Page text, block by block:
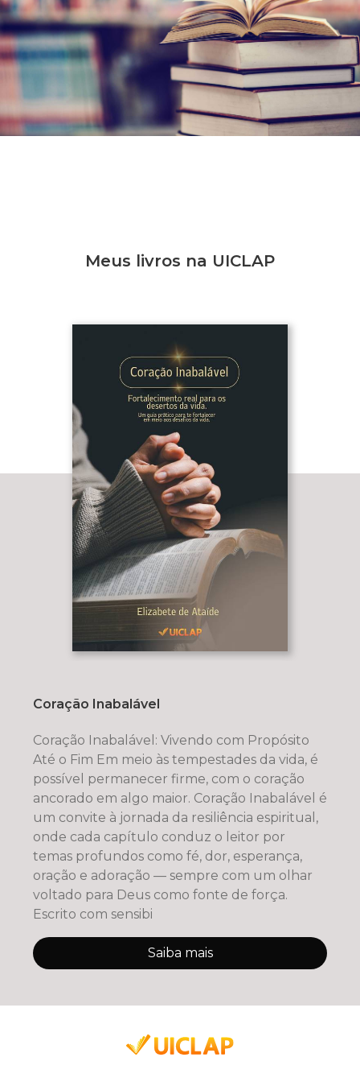
Meus livros na UICLAP
Coração Inabalável
Coração Inabalável: Vivendo com Propósito
Até o Fim Em meio às tempestades da vida, é
possível permanecer firme, com o coração
ancorado em algo maior. Coração Inabalável é
um convite à jornada da resiliência espiritual,
onde cada capítulo conduz o leitor por
temas profundos como fé, dor, esperança,
oração e adoração — sempre com um olhar
voltado para Deus como fonte de força.
Escrito com sensibi
Saiba mais